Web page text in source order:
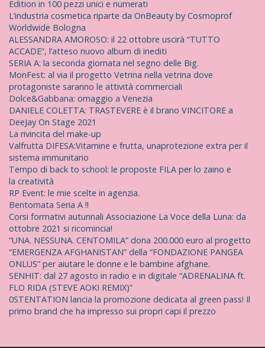
Edition in 100 pezzi unici e numerati
L’industria cosmetica riparte da OnBeauty by Cosmoprof
Worldwide Bologna
ALESSANDRA AMOROSO: il 22 ottobre uscirà “TUTTO
ACCADE”, l’atteso nuovo album di inediti
SERIA A: la seconda giornata nel segno delle Big.
MonFest: al via il progetto Vetrina nella vetrina dove
protagoniste saranno le attività commerciali
Dolce&Gabbana: omaggio a Venezia
DANIELE COLETTA: TRASTEVERE è il brano VINCITORE a
DeeJay On Stage 2021
La rivincita del make-up
Valfrutta DIFESA:Vitamine e frutta, unaprotezione extra per il
sistema immunitario
Tempo di back to school: le proposte FILA per lo zaino e
la creatività
RP Event: le mie scelte in agenzia.
Bentornata Seria A !!
Corsi formativi autunnali Associazione La Voce della Luna: da
ottobre 2021 si ricomincia!
“UNA. NESSUNA. CENTOMILA” dona 200.000 euro al progetto
“EMERGENZA AFGHANISTAN” della “FONDAZIONE PANGEA
ONLUS” per aiutare le donne e le bambine afghane.
SENHIT: dal 27 agosto in radio e in digitale “ADRENALINA ft.
FLO RIDA (STEVE AOKI REMIX)”
0STENTATION lancia la promozione dedicata al green pass! Il
primo brand che ha impresso sui propri capi il prezzo